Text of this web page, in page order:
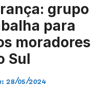
grupo
para
moradores
Sul
28/05/2024